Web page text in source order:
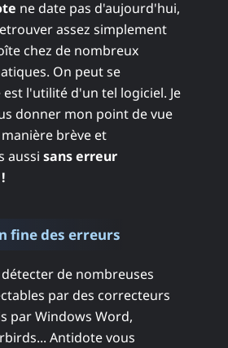
ne date pas d'aujourd'hui,
assez simplement
chez de nombreux
On peut se
l'utilité d'un tel logiciel. Je
donner mon point de vue
brève et
aussi sans erreur
fine des erreurs
de nombreuses
par des correcteurs
par Windows Word,
Antidote vous